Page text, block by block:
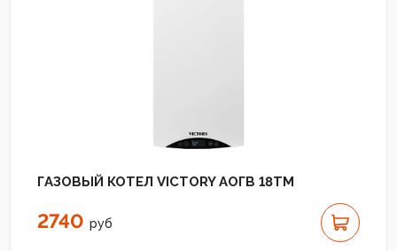
ГАЗОВЫЙ КОТЕЛ VICTORY АОГВ 18TМ
2740 руб